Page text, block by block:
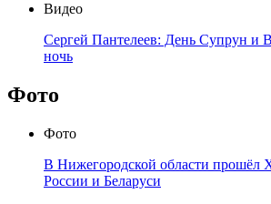
Видео
Сергей Пантелеев: День Супрун и
ночь
Фото
Фото
В Нижегородской области прошёл
России и Беларуси